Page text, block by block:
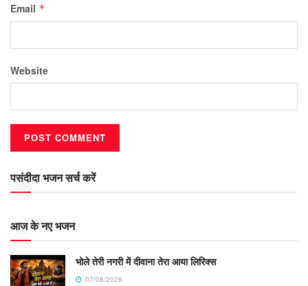
Email *
Website
पसंदीदा भजन सर्च करें
आज के नए भजन
भोले तेरी नगरी में दीवाना तेरा आया लिरिक्स
07/08/2026